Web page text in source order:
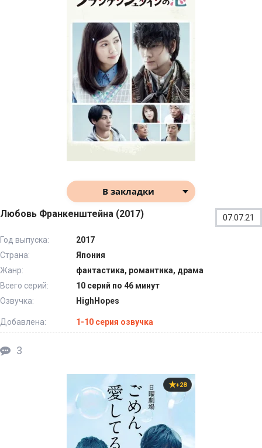
В закладки
Любовь Франкенштейна (2017) 07.07.21
Год выпуска:
2017
Страна:
Япония
Жанр:
фантастика, романтика, драма
Всего серий:
10 серий по 46 минут
Озвучка:
HighHopes
Добавлена: 1-10 серия озвучка
3
+28